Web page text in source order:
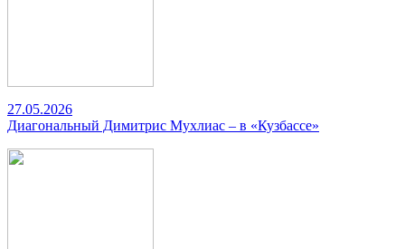
27.05.2026
Диагональный Димитрис Мухлиас – в «Кузбассе»